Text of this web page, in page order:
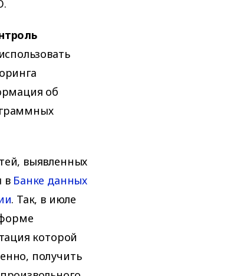
об
выявленных
в Банке данных
. Так, в июле
которой
получить